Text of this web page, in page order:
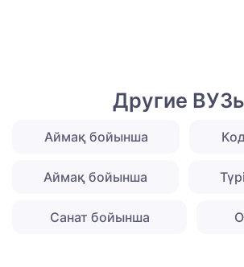
Другие
Аймақ бойынша
Аймақ бойынша
Санат бойынша